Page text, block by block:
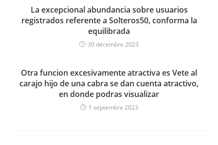
La excepcional abundancia sobre usuarios
registrados referente a Solteros50, conforma la
equilibrada
30 décembre 2023
Otra funcion excesivamente atractiva es Vete al
carajo hijo de una cabra se dan cuenta atractivo,
en donde podras visualizar
1 septembre 2023